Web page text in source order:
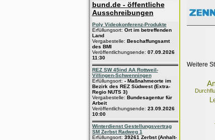
bund.de - öffentliche
Ausschreibungen
Poly Videokonferenz-Produkte
Erfüllungsort: Ort im betreffenden
Land
Vergabestelle: Beschaffungsamt
des BMI
Veröffentlichungsende: 07.09.2026
11:30
REZ SW 45ind AA Rottweil-
Villingen-Schwenningen
Erfüllungsort: - Maßnahmeorte im
Bezirk des REZ Südwest (Extra-
Regio NUTS 3)
Vergabestelle: Bundesagentur für
Arbeit
Veröffentlichungsende: 23.09.2026
10:00
Winterdienst Gestellungsvertrag
SM Zerbst Radweg 1
Erfüllungsort: 39261 Zerbst (Anhalt-
Weitere